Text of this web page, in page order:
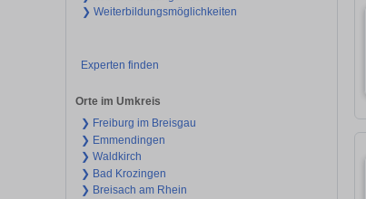
❯ Weiterbildungsmöglichkeiten
Experten finden
Orte im Umkreis
❯ Freiburg im Breisgau
❯ Emmendingen
❯ Waldkirch
❯ Bad Krozingen
❯ Breisach am Rhein